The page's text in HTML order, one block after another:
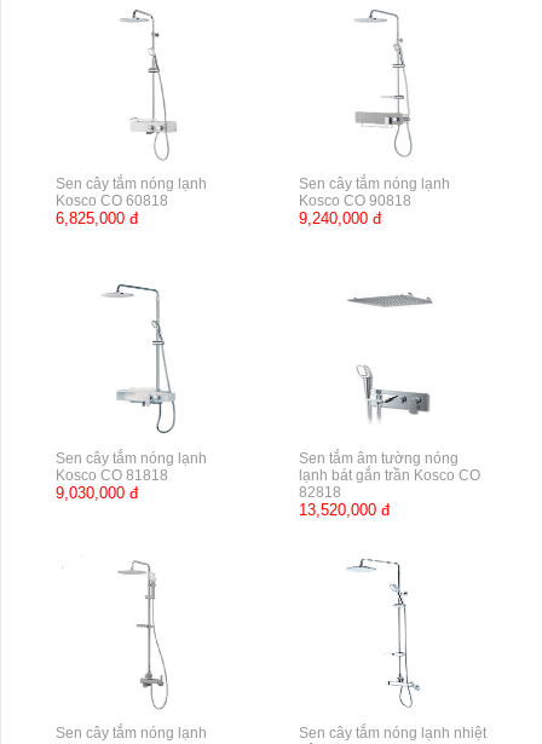
Sen cây tắm nóng lạnh
Kosco CO 60818
6,825,000 đ
Sen cây tắm nóng lạnh
Kosco CO 90818
9,240,000 đ
Sen cây tắm nóng lạnh
Kosco CO 81818
9,030,000 đ
Sen tắm âm tường nóng
lạnh bát gắn trần Kosco CO
82818
13,520,000 đ
Sen cây tắm nóng lạnh
Sen cây tắm nóng lạnh nhiệt